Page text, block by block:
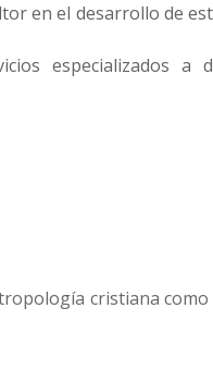
en el desarrollo de
especializados a
cristiana